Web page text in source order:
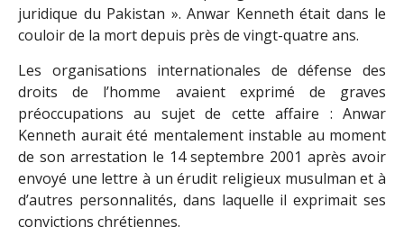
juridique du Pakistan ». Anwar Kenneth était dans le
couloir de la mort depuis près de vingt-quatre ans.
Les organisations internationales de défense des
droits de l’homme avaient exprimé de graves
préoccupations au sujet de cette affaire : Anwar
Kenneth aurait été mentalement instable au moment
de son arrestation le 14 septembre 2001 après avoir
envoyé une lettre à un érudit religieux musulman et à
d’autres personnalités, dans laquelle il exprimait ses
convictions chrétiennes.